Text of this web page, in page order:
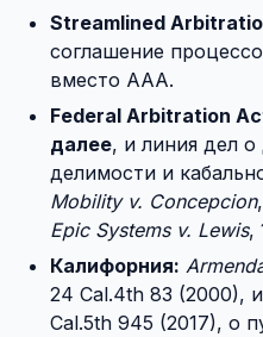
Streamlined
соглашение
вместо AAA.
Federal Arbitration
далее, и линия дел о
делимости и
Mobility v. Concepcion
Epic Systems v. Lewis,
Калифорния:
24 Cal.4th 83 (2000), и
Cal.5th 945 (2017), о